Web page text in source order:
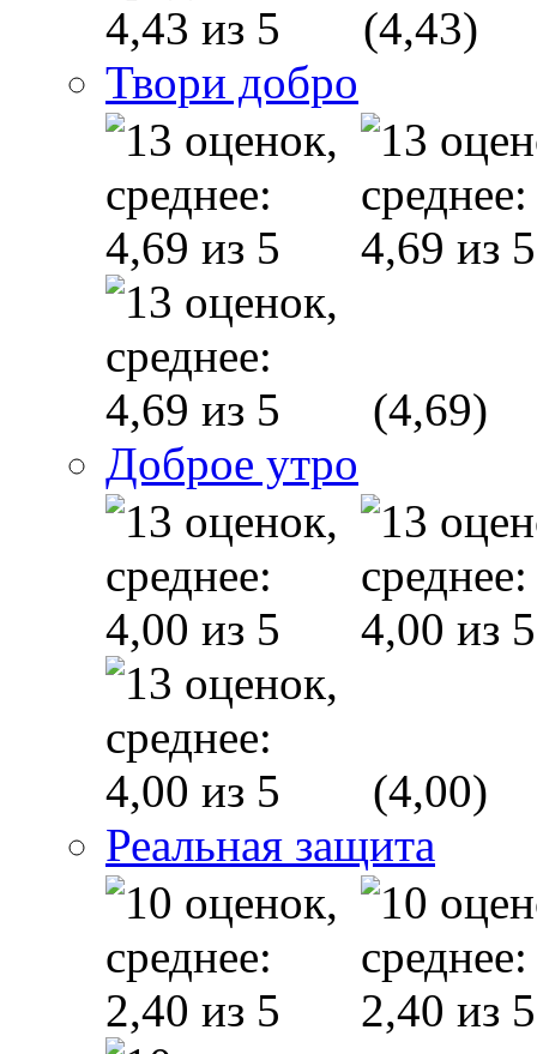
(4,43)
Твори добро
(4,69)
Доброе утро
(4,00)
Реальная защита